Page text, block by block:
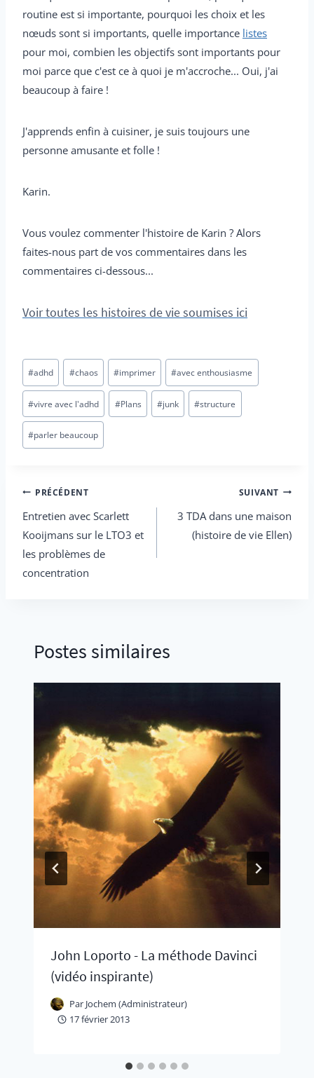
routine est si importante, pourquoi les choix et les
nœuds sont si importants, quelle importance listes
pour moi, combien les objectifs sont importants pour
moi parce que c'est ce à quoi je m'accroche... Oui, j'ai
beaucoup à faire !
J'apprends enfin à cuisiner, je suis toujours une
personne amusante et folle !
Karin.
Vous voulez commenter l'histoire de Karin ? Alors
faites-nous part de vos commentaires dans les
commentaires ci-dessous...
Voir toutes les histoires de vie soumises ici
Tags
des
postes
:
#adhd #chaos #imprimer #avec enthousiasme
#vivre avec l'adhd #Plans #junk #structure
#parler beaucoup
Navigation
de
l’article
PRÉCÉDENT
Entretien avec Scarlett
Kooijmans sur le LTO3 et
les problèmes de
concentration
SUIVANT
3 TDA dans une maison
(histoire de vie Ellen)
Postes similaires
John Loporto - La méthode Davinci
(vidéo inspirante)
Par Jochem (Administrateur)
17 février 2013